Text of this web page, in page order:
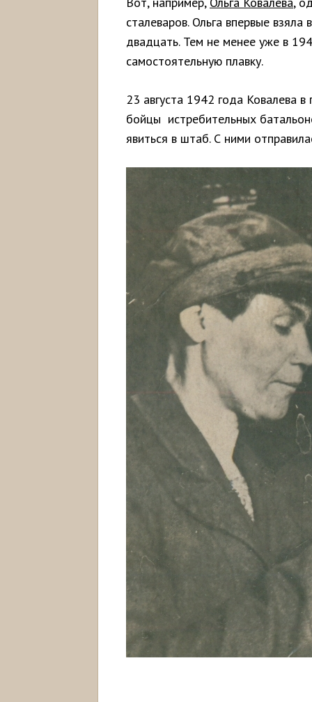
сталеваров. Ольга впервые
двадцать. Тем не менее уже в
самостоятельную плавку.
23 августа 1942 года Ковалева
бойцы истребительных
явиться в штаб. С ними